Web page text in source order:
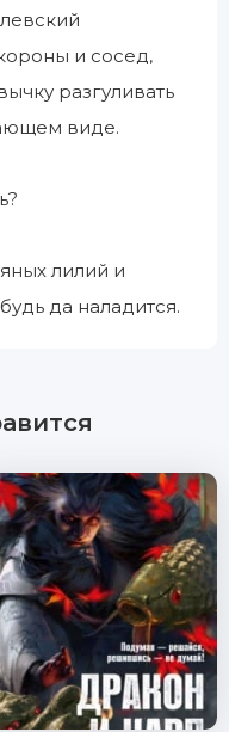
и сосед,
разгуливать
виде.
лилий и
да наладится.